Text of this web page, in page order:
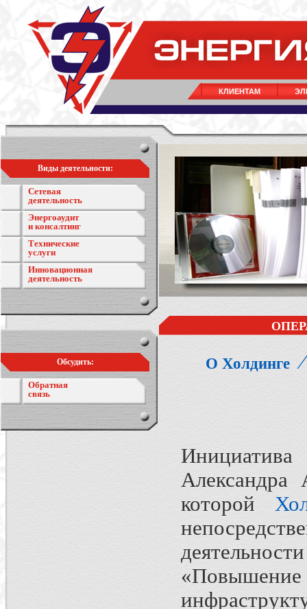
КЛИЕНТАМ
Виды деятельности:
Сетевая
деятельность
Энергоаудит
и консалтинг
Технические
услуги
Инновационная
деятельность
Обсудить:
Обратная
связь
О Холдинге
Александра
которой